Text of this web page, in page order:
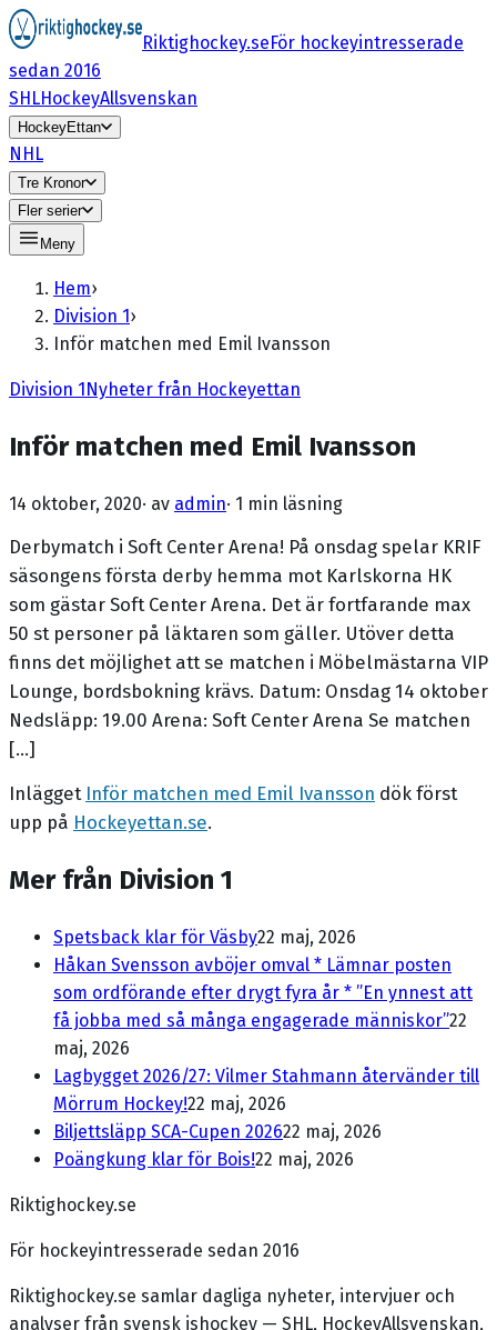
Riktighockey.seFör hockeyintresserade
sedan 2016
SHLHockeyAllsvenskan
HockeyEttan
NHL
Tre Kronor
Fler serier
Meny
Hem›
Division 1›
Inför matchen med Emil Ivansson
Division 1Nyheter från Hockeyettan
Inför matchen med Emil Ivansson
14 oktober, 2020· av admin· 1 min läsning
Derbymatch i Soft Center Arena! På onsdag spelar KRIF
säsongens första derby hemma mot Karlskorna HK
som gästar Soft Center Arena. Det är fortfarande max
50 st personer på läktaren som gäller. Utöver detta
finns det möjlighet att se matchen i Möbelmästarna VIP
Lounge, bordsbokning krävs. Datum: Onsdag 14 oktober
Nedsläpp: 19.00 Arena: Soft Center Arena Se matchen
[…]
Inlägget Inför matchen med Emil Ivansson dök först
upp på Hockeyettan.se.
Mer från Division 1
Spetsback klar för Väsby22 maj, 2026
Håkan Svensson avböjer omval * Lämnar posten
som ordförande efter drygt fyra år * ”En ynnest att
få jobba med så många engagerade människor”22
maj, 2026
Lagbygget 2026/27: Vilmer Stahmann återvänder till
Mörrum Hockey!22 maj, 2026
Biljettsläpp SCA-Cupen 202622 maj, 2026
Poängkung klar för Bois!22 maj, 2026
Riktighockey.se
För hockeyintresserade sedan 2016
Riktighockey.se samlar dagliga nyheter, intervjuer och
analyser från svensk ishockey — SHL, HockeyAllsvenskan,